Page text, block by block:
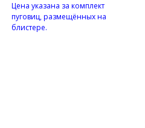
Цена указана за комплект
пуговиц, размещённых на
блистере.